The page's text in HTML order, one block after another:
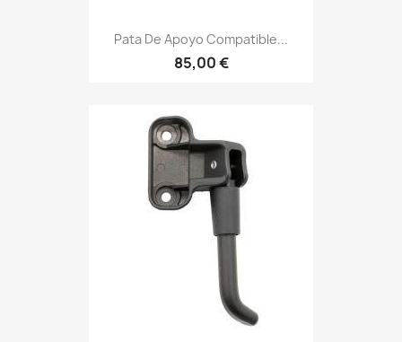
Pata De Apoyo Compatible...
85,00 €